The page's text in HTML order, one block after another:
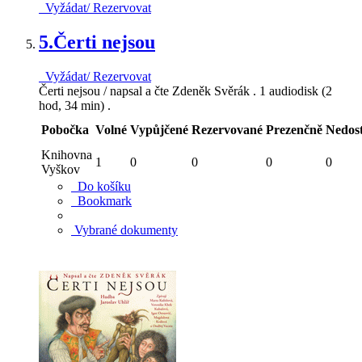
Vyžádat/ Rezervovat
5.Čerti nejsou
Vyžádat/ Rezervovat
Čerti nejsou / napsal a čte Zdeněk Svěrák . 1 audiodisk (2
hod, 34 min) .
Pobočka Volné Vypůjčené Rezervované Prezenčně
Knihovna
Vyškov
1 0 0 0
0
Do košíku
Bookmark
Vybrané dokumenty